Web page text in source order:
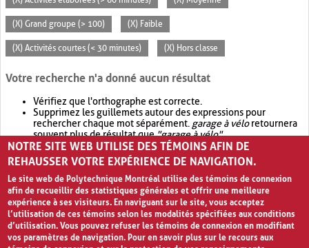
(X) Grand groupe (> 100) (X) Faible
(X) Activités courtes (< 30 minutes) (X) Hors classe
Votre recherche n'a donné aucun résultat
Vérifiez que l'orthographe est correcte.
Supprimez les guillemets autour des expressions pour
rechercher chaque mot séparément. garage à véloretournera
souvent plus de résultat que"garage à vélo".
Envisagez d'élargir votre recherche avec OR.garage OR vélo
retournera souvent plus de résultat quegarage à vélo
NOTRE SITE WEB UTILISE DES TÉMOINS AFIN DE
REHAUSSER VOTRE EXPÉRIENCE DE NAVIGATION.
Le site web de Polytechnique Montréal utilise des témoins de connexion
afin de recueillir des statistiques générales et offrir une meilleure
expérience à ses visiteurs. En naviguant sur le site, vous acceptez
l’utilisation de ces témoins selon les modalités spécifiées aux conditions
d’utilisation. Vous pouvez refuser les témoins de connexion en modifiant
vos paramètres de navigation. Pour en savoir plus sur le recours aux